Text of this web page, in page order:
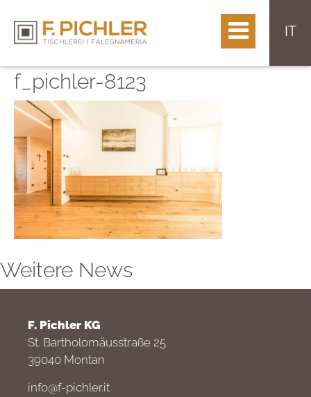
IT
f_pichler-8123
Weitere News
F. Pichler KG
St. Bartholomäusstraße 25
39040 Montan
info@f-pichler.it